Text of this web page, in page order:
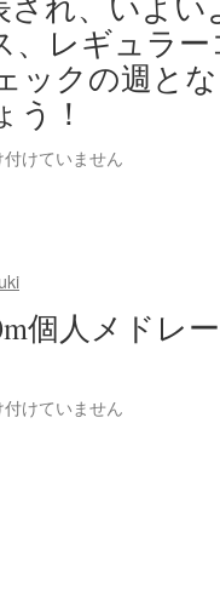
、レギュラ
ックの週と
う！
けていません
個人メドレ
けていません